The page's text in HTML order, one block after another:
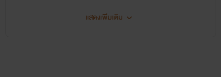
แสดงเพิ่มเติม